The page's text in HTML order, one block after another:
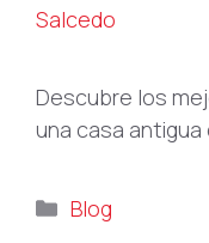
Salcedo
Descubre los
una casa
Categorías
Blog